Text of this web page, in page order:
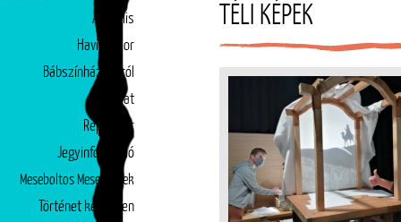
Aktuális
Havi műsor
Bábszínházunkról
Társulat
Repertoár
Jegyinformáció
Meseboltos Mesepéntek
Történet képekben
TÉLI KÉPEK